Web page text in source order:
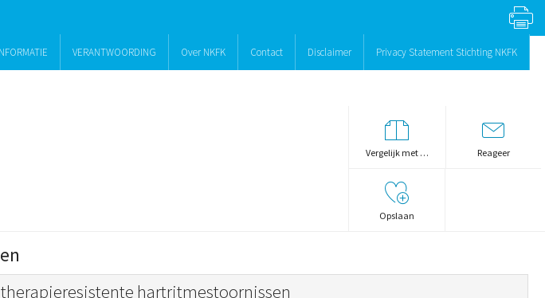
VERANTWOORDING Over NKFK Contact Disclaimer Privacy Statement Stichting NKFK
Vergelijk met … Reageer
Opslaan
hartritmestoornissen